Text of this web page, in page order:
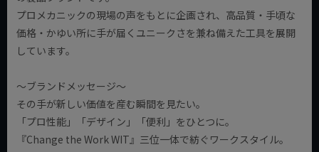
プロメカニックの現場の声をもとに企画され、高品質・手頃な
価格・かゆい所に手が届くユニークさを兼ね備えた工具を展開
しています。
～ブランドメッセージ～
その手が新しい価値を産む瞬間を見たい。
「プロ性能」「デザイン」「便利」をひとつに。
『Change the Work WIT』三位一体で紡ぐワークスタイル。